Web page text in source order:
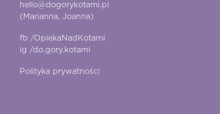
hello@dogorykotami.pl
(Marianna, Joanna)
fb /OpiekaNadKotami
ig /do.gory.kotami
Polityka prywatności